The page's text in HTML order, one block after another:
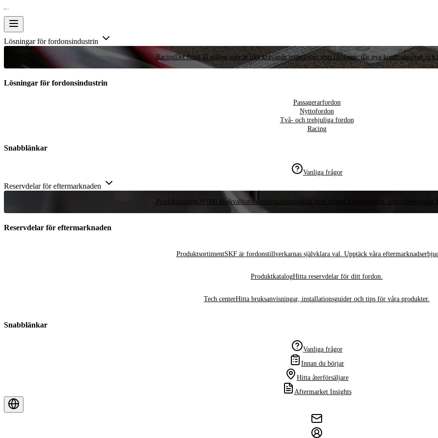
Lösningar för fordonsindustrin
RacingDet finns få ställen som är lika krävande testmiljöer som racingen, där nya konstruktioner och
Lösningar för fordonsindustrin
Passagerarfordon
Nyttofordon
Två- och trehjuliga fordon
Racing
Snabblänkar
Vanliga frågor
Reservdelar för eftermarknaden
Produktkatalog20 000 högkvalitativa eftermarknadsdelar med global tillgänglighet. Hitta reservdelar
Reservdelar för eftermarknaden
ProduktsortimentSKF är fordonstillverkarnas självklara val. Upptäck våra
ProduktkatalogHitta reservdelar för ditt fordon.
Tech centerHitta bruksanvisningar, installationsguider och tips för våra produkter.
Snabblänkar
Vanliga frågor
Innan du börjar
Hitta återförsäljare
Aftermarket Insights